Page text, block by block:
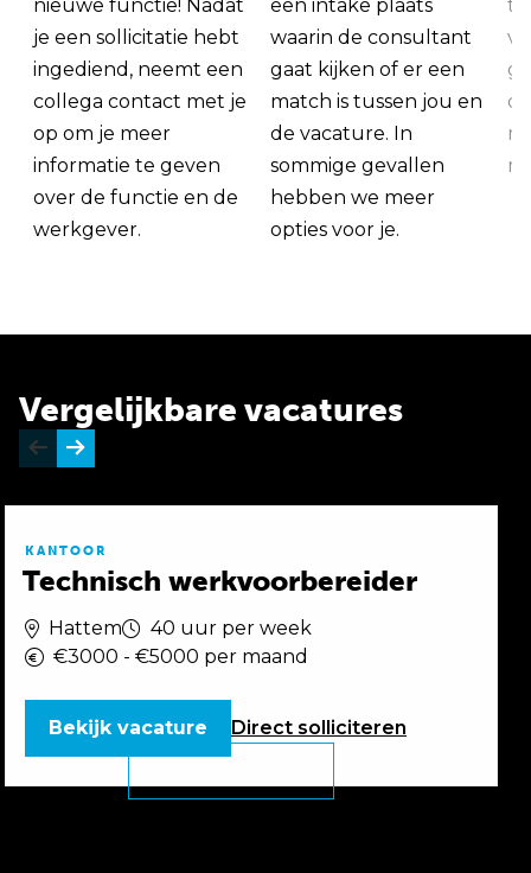
nieuwe functie! Nadat
je een sollicitatie hebt
ingediend, neemt een
collega contact met je
op om je meer
informatie te geven
over de functie en de
werkgever.
een intake plaats
waarin de consultant
gaat kijken of er een
match is tussen jou en
de vacature. In
sommige gevallen
hebben we meer
opties voor je.
Vergelijkbare vacatures
KANTOOR
Technisch werkvoorbereider
Hattem
40 uur per week
€3000 - €5000 per maand
Direct solliciteren
Bekijk vacature